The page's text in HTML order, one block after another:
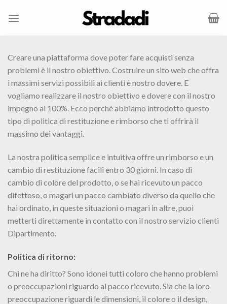
Creare una piattaforma dove poter fare acquisti senza
problemi è il nostro obiettivo. Costruire un sito web che offra
i massimi servizi possibili ai clienti è nostro dovere. E
vogliamo realizzare il nostro obiettivo e dovere con il nostro
impegno al 100%. Ecco perché abbiamo introdotto questo
tipo di politica di restituzione e rimborso che ti offrirà il
massimo dei vantaggi.
La nostra politica semplice e intuitiva offre un rimborso e un
cambio di restituzione facili entro 30 giorni. In caso di
cambio di colore del prodotto, o se hai ricevuto un pacco
difettoso, o magari un pacco cambiato diverso da quello che
hai ordinato, in queste situazioni o magari in altre, puoi
metterti direttamente in contatto con il nostro servizio clienti
Dipartimento.
Politica di ritorno:
Chi ne ha diritto? Sono idonei tutti coloro che hanno problemi
o preoccupazioni riguardo al pacco ricevuto. Sia che la loro
preoccupazione riguardi le dimensioni, il colore o il design,